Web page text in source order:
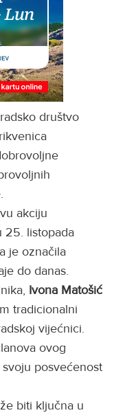
društvo
akciju
25. listopada
je označila
do danas.
Ivona Matošić
tradicionalni
vijećnici.
ovog
posvećenost
biti ključna u